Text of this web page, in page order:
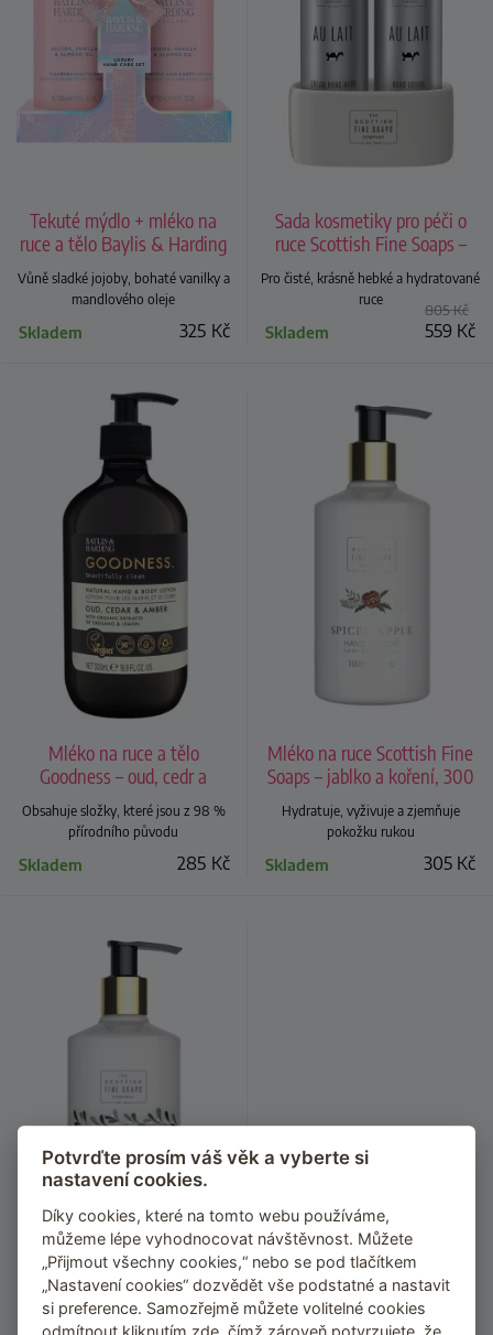
Tekuté mýdlo + mléko na
ruce a tělo Baylis & Harding
– jojoba, vanilka a mandle
Vůně sladké jojoby, bohaté vanilky a
mandlového oleje
325 Kč
Skladem
Sada kosmetiky pro péči o
ruce Scottish Fine Soaps –
mléko, 2 ks
Pro čisté, krásně hebké a hydratované
ruce
805Kč
559 Kč
Skladem
Mléko na ruce a tělo
Goodness – oud, cedr a
ambra
Obsahuje složky, které jsou z 98 %
přírodního původu
285 Kč
Skladem
Mléko na ruce Scottish Fine
Soaps – jablko a koření, 300
ml
Hydratuje, vyživuje a zjemňuje
pokožku rukou
305 Kč
Skladem
Mléko na ruce Scottish Fine
Soaps – zázvor, hřebíček a
Potvrďte prosím váš věk a vyberte si
nastavení cookies.
Díky cookies, které na tomto webu používáme,
můžeme lépe vyhodnocovat návštěvnost. Můžete
„Přijmout všechny cookies,“ nebo se pod tlačítkem
„Nastavení cookies“ dozvědět vše podstatné a nastavit
si preference. Samozřejmě můžete volitelné cookies